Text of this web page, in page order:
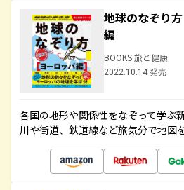
地球のなぞり
編
BOOKS 旅と健康
2022.10.14 発売
各国の地形や関係性をなぞって学ぶ
川や街道、鉄道線など旅気分で地図